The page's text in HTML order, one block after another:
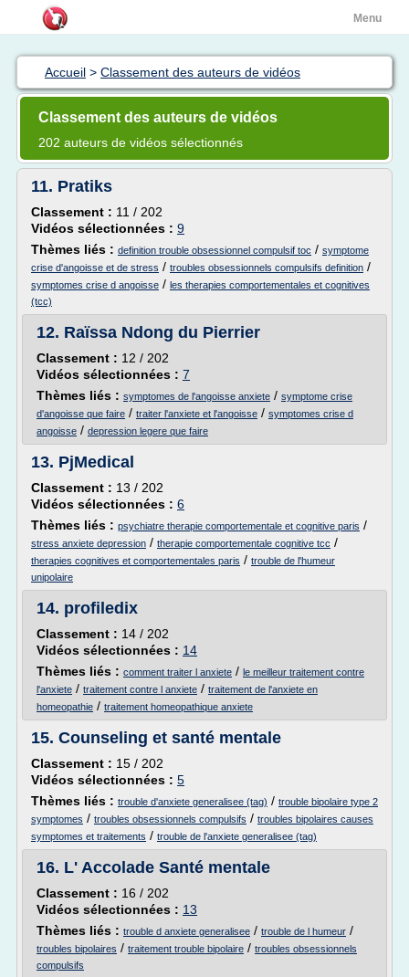
Menu
Accueil > Classement des auteurs de vidéos
Classement des auteurs de vidéos
202 auteurs de vidéos sélectionnés
11. Pratiks
Classement : 11 / 202
Vidéos sélectionnées : 9
Thèmes liés : definition trouble obsessionnel compulsif toc / symptome
crise d'angoisse et de stress / troubles obsessionnels compulsifs definition /
symptomes crise d angoisse / les therapies comportementales et cognitives
(tcc)
12. Raïssa Ndong du Pierrier
Classement : 12 / 202
Vidéos sélectionnées : 7
Thèmes liés : symptomes de l'angoisse anxiete / symptome crise
d'angoisse que faire / traiter l'anxiete et l'angoisse / symptomes crise d
angoisse / depression legere que faire
13. PjMedical
Classement : 13 / 202
Vidéos sélectionnées : 6
Thèmes liés : psychiatre therapie comportementale et cognitive paris /
stress anxiete depression / therapie comportementale cognitive tcc /
therapies cognitives et comportementales paris / trouble de l'humeur
unipolaire
14. profiledix
Classement : 14 / 202
Vidéos sélectionnées : 14
Thèmes liés : comment traiter l anxiete / le meilleur traitement contre
l'anxiete / traitement contre l anxiete / traitement de l'anxiete en
homeopathie / traitement homeopathique anxiete
15. Counseling et santé mentale
Classement : 15 / 202
Vidéos sélectionnées : 5
Thèmes liés : trouble d'anxiete generalisee (tag) / trouble bipolaire type 2
symptomes / troubles obsessionnels compulsifs / troubles bipolaires causes
symptomes et traitements / trouble de l'anxiete generalisee (tag)
16. L' Accolade Santé mentale
Classement : 16 / 202
Vidéos sélectionnées : 13
Thèmes liés : trouble d anxiete generalisee / trouble de l humeur /
troubles bipolaires / traitement trouble bipolaire / troubles obsessionnels
compulsifs